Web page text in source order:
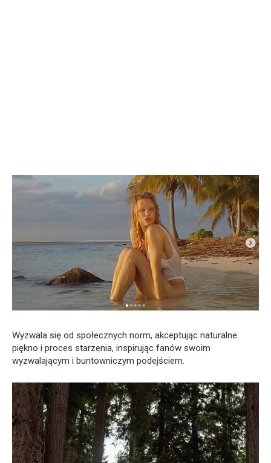
Wyzwala się od społecznych norm, akceptując naturalne
piękno i proces starzenia, inspirując fanów swoim
wyzwalającym i buntowniczym podejściem.